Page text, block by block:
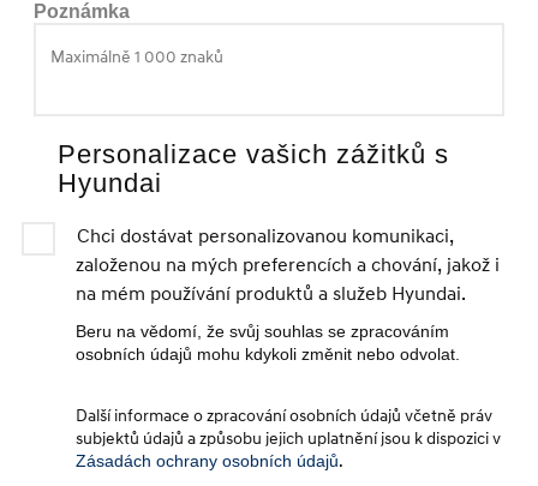
Poznámka
Personalizace vašich zážitků s
Hyundai
Chci dostávat personalizovanou komunikaci,
založenou na mých preferencích a chování, jakož i
na mém používání produktů a služeb Hyundai.
Beru na vědomí, že svůj souhlas se zpracováním
osobních údajů mohu kdykoli změnit nebo odvolat.
Další informace o zpracování osobních údajů včetně práv
subjektů údajů a způsobu jejich uplatnění jsou k dispozici v
Zásadách ochrany osobních údajů.